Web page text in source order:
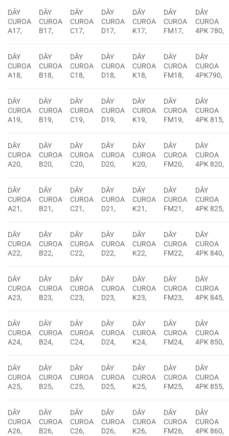
DÂY
CUROA
A17,
DÂY
CUROA
B17,
DÂY
CUROA
C17,
DÂY
CUROA
D17,
DÂY
CUROA
K17,
DÂY
CUROA
FM17,
DÂY
CUROA
4PK 780,
DÂY
CUROA
A18,
DÂY
CUROA
B18,
DÂY
CUROA
C18,
DÂY
CUROA
D18,
DÂY
CUROA
K18,
DÂY
CUROA
FM18,
DÂY
CUROA
4PK790,
DÂY
CUROA
A19,
DÂY
CUROA
B19,
DÂY
CUROA
C19,
DÂY
CUROA
D19,
DÂY
CUROA
K19,
DÂY
CUROA
FM19,
DÂY
CUROA
4PK 815,
DÂY
CUROA
A20,
DÂY
CUROA
B20,
DÂY
CUROA
C20,
DÂY
CUROA
D20,
DÂY
CUROA
K20,
DÂY
CUROA
FM20,
DÂY
CUROA
4PK 820,
DÂY
CUROA
A21,
DÂY
CUROA
B21,
DÂY
CUROA
C21,
DÂY
CUROA
D21,
DÂY
CUROA
K21,
DÂY
CUROA
FM21,
DÂY
CUROA
4PK 825,
DÂY
CUROA
A22,
DÂY
CUROA
B22,
DÂY
CUROA
C22,
DÂY
CUROA
D22,
DÂY
CUROA
K22,
DÂY
CUROA
FM22,
DÂY
CUROA
4PK 840,
DÂY
CUROA
A23,
DÂY
CUROA
B23,
DÂY
CUROA
C23,
DÂY
CUROA
D23,
DÂY
CUROA
K23,
DÂY
CUROA
FM23,
DÂY
CUROA
4PK 845,
DÂY
CUROA
A24,
DÂY
CUROA
B24,
DÂY
CUROA
C24,
DÂY
CUROA
D24,
DÂY
CUROA
K24,
DÂY
CUROA
FM24,
DÂY
CUROA
4PK 850,
DÂY
CUROA
A25,
DÂY
CUROA
B25,
DÂY
CUROA
C25,
DÂY
CUROA
D25,
DÂY
CUROA
K25,
DÂY
CUROA
FM25,
DÂY
CUROA
4PK 855,
DÂY
CUROA
A26,
DÂY
CUROA
B26,
DÂY
CUROA
C26,
DÂY
CUROA
D26,
DÂY
CUROA
K26,
DÂY
CUROA
FM26,
DÂY
CUROA
4PK 860,